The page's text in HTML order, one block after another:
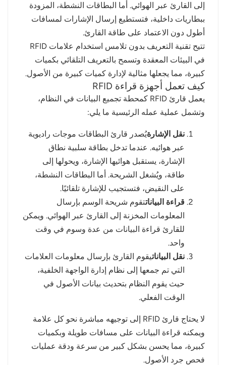
إلى القارئ عبر الهوائي. أما البطاقات النشطة، المزودة
ببطاريات داخلية، فتستطيع إرسال الإشارات لمسافات
أطول دون الاعتماد على طاقة القارئ.
تتيح تقنية التعريف بدون تلامس استخدام علامات RFID
في البيئات المعقدة وتسمح بالتعريف التلقائي بكميات
كبيرة، مما يجعلها مثالية لإدارة كميات كبيرة من الأصول.
كيف تعمل أجهزة قراءة RFID
يعمل قارئ RFID كمحطة تجميع البيانات في النظام،
وتشمل عملية عمله الرئيسية ما يلي:
نقل الإشارةيُصدر قارئ البطاقات موجات راديوية
عبر هوائيه. عندما تدخل بطاقة سلبية نطاق
الإشارة، يستقبل هوائيها الإشارة، ويحولها إلى
طاقة، ويُشغل الشريحة. أما البطاقات النشطة،
على النقيض، فتستجيب للإشارة تلقائيًا.
قراءة البياناتتقوم شريحة الوسم بإرسال
المعلومات المخزنة إلى القارئ عبر الهوائي. ويمكن
للقارئ قراءة البيانات من عدة وسوم في وقت
واحد.
نقل البياناتيقوم القارئ بإرسال معلومات العلامات
التي تم جمعها إلى نظام إدارة الواجهة الخلفية،
حيث يقوم النظام بتحديث بيانات الأصول في
الوقت الفعلي.
لا يحتاج قارئ RFID إلى توجيهه مباشرة نحو كل علامة
ويمكنه قراءة البيانات على مسافات طويلة وبكميات
كبيرة، مما يحسن بشكل كبير من سرعة ودقة عمليات
فحص جرد الأصول.